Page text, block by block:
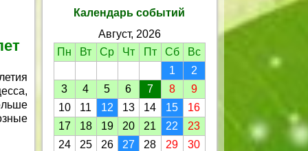
Календарь событий
Август, 2026
Пн
Вт Ср Чт Пт Сб
Вс
1
2
3
4 5 6 7 8
9
10
11 12 13 14 15
16
17
18 19 20 21 22
23
24
25 26 27 28 29
30